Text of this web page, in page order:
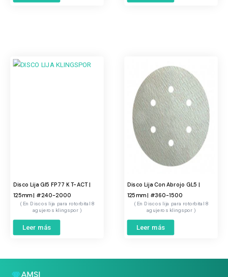
Disco Lija Gl5 FP77 K T-ACT |
125mm | #240-2000
Discos lija para rotorbital 8
agujeros klingspor
Leer más
Disco Lija Con Abrojo GL5 |
125mm | #360-1500
Discos lija para rotorbital 8
agujeros klingspor
Leer más